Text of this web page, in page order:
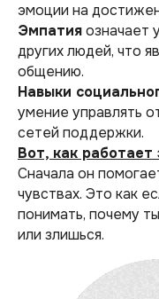
эмоции на
Эмпатияозначает
других людей, что
общению.
Навыки
умение управлять
сетей поддержки.
Вот, как
Сначала он
чувствах. Это как
понимать, почему
или злишься.